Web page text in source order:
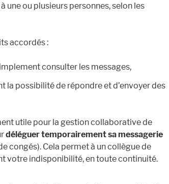
une ou plusieurs personnes, selon les
accordés :
consulter les messages,
la possibilité de répondre et d’envoyer des
utile pour la gestion collaborative de
déléguer temporairement sa messagerie
congés). Cela permet à un collègue de
votre indisponibilité, en toute continuité.